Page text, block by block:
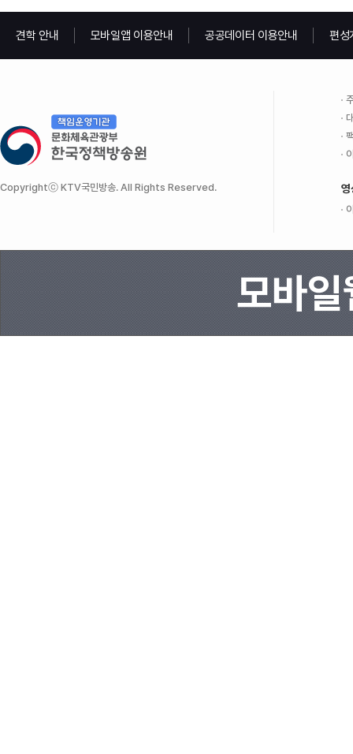
견학 안내 모바일앱 이용안내 공공데이터 이용안내 편성
Copyrightⓒ KTV국민방송. All Rights Reserved. 영
모바